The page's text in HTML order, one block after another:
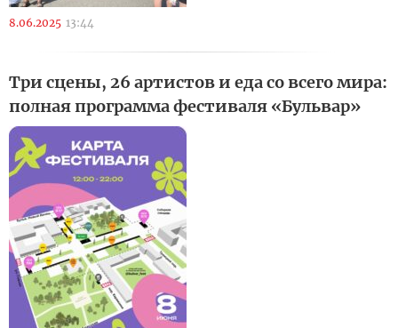
8.06.2025 13:44
Три сцены, 26 артистов и еда со всего мира:
полная программа фестиваля «Бульвар»